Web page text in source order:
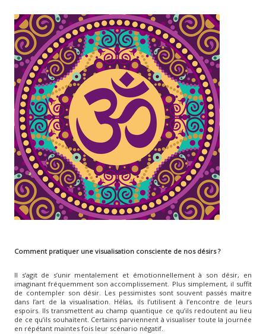
Comment pratiquer une visualisation consciente de nos désirs ?
Il s’agit de s’unir mentalement et émotionnellement à son désir, en
imaginant fréquemment son accomplissement. Plus simplement, il suffit
de contempler son désir. Les pessimistes sont souvent passés maitre
dans l’art de la visualisation. Hélas, ils l’utilisent à l’encontre de leurs
espoirs. Ils transmettent au champ quantique ce qu’ils redoutent au lieu
de ce qu’ils souhaitent. Certains parviennent à visualiser toute la journée
en répétant maintes fois leur scénario négatif.